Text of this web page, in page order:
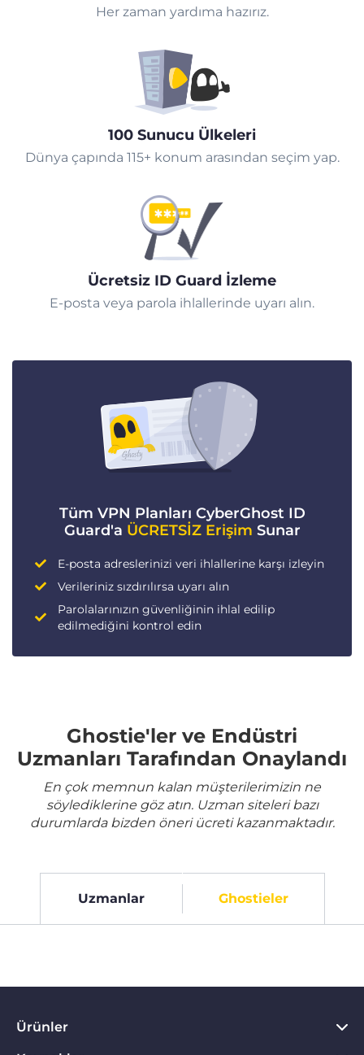
Her zaman yardıma hazırız.
100 Sunucu Ülkeleri
Dünya çapında 115+ konum arasından seçim yap.
Ücretsiz ID Guard İzleme
E-posta veya parola ihlallerinde uyarı alın.
Tüm VPN Planları CyberGhost ID
Guard'a ÜCRETSİZ Erişim Sunar
E-posta adreslerinizi veri ihlallerine karşı izleyin
Verileriniz sızdırılırsa uyarı alın
Parolalarınızın güvenliğinin ihlal edilip
edilmediğini kontrol edin
Ghostie'ler ve Endüstri
Uzmanları Tarafından Onaylandı
En çok memnun kalan müşterilerimizin ne
söylediklerine göz atın. Uzman siteleri bazı
durumlarda bizden öneri ücreti kazanmaktadır.
Uzmanlar Ghostieler
Ürünler